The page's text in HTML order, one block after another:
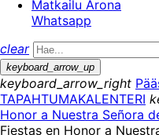
Matkailu Arona
Whatsapp
clear
keyboard_arrow_up
keyboard_arrow_right
TAPAHTUMAKALENTERI
Honor a Nuestra Señora
Fiestas en Honor a